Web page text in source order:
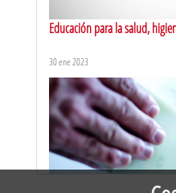
Proyecto de innovación.
predicen el riesgo de caídas
14 mar 2018
Educación para la salud,
30 ene 2023